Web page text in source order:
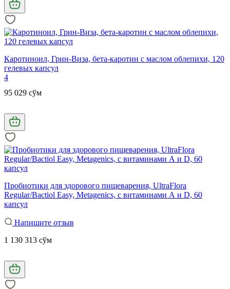
Каротиноил, Грин-Виза, бета-каротин с маслом облепихи, 120
гелевых капсул
4
95 029 сўм
Пробиотики для здорового пищеварения, UltraFlora
Regular/Bactiol Easy, Metagenics, с витаминами А и D, 60
капсул
Напишите отзыв
1 130 313 сўм